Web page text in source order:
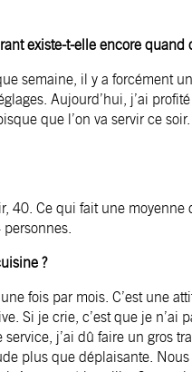
existe-t-elle encore quand
semaine, il y a forcément
Aujourd’hui, j’ai
que l’on va servir ce
40. Ce qui fait une
?
fois par mois. C’est une
Si je crie, c’est que je n’ai
j’ai dû faire un gros
plus que déplaisante.